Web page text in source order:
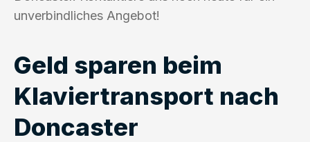
unverbindliches Angebot!
Geld sparen beim
Klaviertransport nach
Doncaster